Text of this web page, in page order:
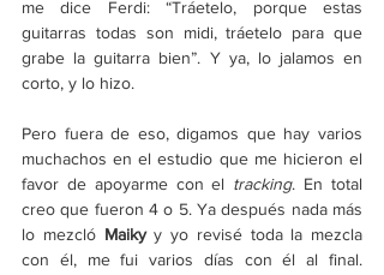
me dice Ferdi: “Tráetelo, porque estas
guitarras todas son midi, tráetelo para que
grabe la guitarra bien”. Y ya, lo jalamos en
corto, y lo hizo.
Pero fuera de eso, digamos que hay varios
muchachos en el estudio que me hicieron el
favor de apoyarme con el tracking. En total
creo que fueron 4 o 5. Ya después nada más
lo mezcló Maiky y yo revisé toda la mezcla
con él, me fui varios días con él al final.